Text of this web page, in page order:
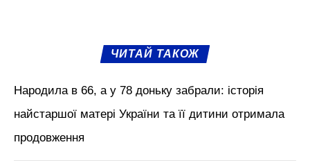
ЧИТАЙ ТАКОЖ
Народила в 66, а у 78 доньку забрали: історія
найстаршої матері України та її дитини отримала
продовження